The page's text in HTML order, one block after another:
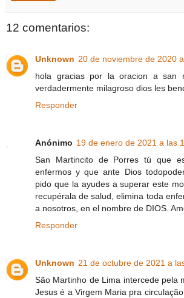
12 comentarios:
Unknown 20 de noviembre de 2020
hola gracias por la oracion a san
verdadermente milagroso dios les
Responder
Anónimo 19 de enero de 2021 a las
San Martincito de Porres tú que
enfermos y que ante Dios
pido que la ayudes a superar este
recupérala de salud, elimina toda
a nosotros, en el nombre de DIOS.
Responder
Unknown 21 de octubre de 2021 a
São Martinho de Lima intercede pela
Jesus é a Virgem Maria pra